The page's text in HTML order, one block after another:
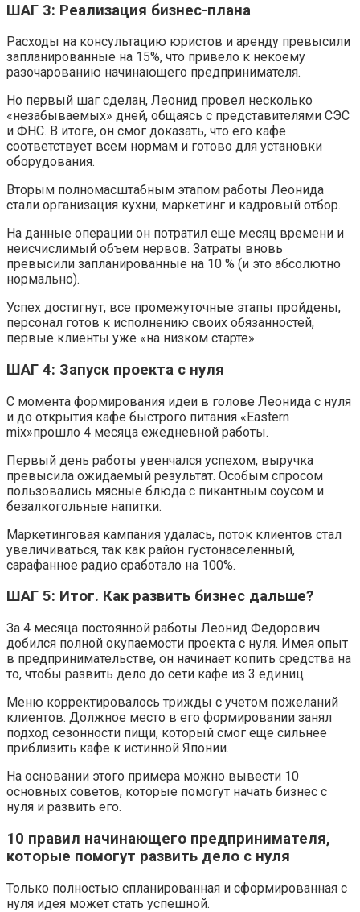
ШАГ 3: Реализация бизнес-плана
Расходы на консультацию юристов и аренду превысили
запланированные на 15%, что привело к некоему
разочарованию начинающего предпринимателя.
Но первый шаг сделан, Леонид провел несколько
«незабываемых» дней, общаясь с представителями СЭС
и ФНС. В итоге, он смог доказать, что его кафе
соответствует всем нормам и готово для установки
оборудования.
Вторым полномасштабным этапом работы Леонида
стали организация кухни, маркетинг и кадровый отбор.
На данные операции он потратил еще месяц времени и
неисчислимый объем нервов. Затраты вновь
превысили запланированные на 10 % (и это абсолютно
нормально).
Успех достигнут, все промежуточные этапы пройдены,
персонал готов к исполнению своих обязанностей,
первые клиенты уже «на низком старте».
ШАГ 4: Запуск проекта с нуля
С момента формирования идеи в голове Леонида с нуля
и до открытия кафе быстрого питания «Eastern
mix»прошло 4 месяца ежедневной работы.
Первый день работы увенчался успехом, выручка
превысила ожидаемый результат. Особым спросом
пользовались мясные блюда с пикантным соусом и
безалкогольные напитки.
Маркетинговая кампания удалась, поток клиентов стал
увеличиваться, так как район густонаселенный,
сарафанное радио сработало на 100%.
ШАГ 5: Итог. Как развить бизнес дальше?
За 4 месяца постоянной работы Леонид Федорович
добился полной окупаемости проекта с нуля. Имея опыт
в предпринимательстве, он начинает копить средства на
то, чтобы развить дело до сети кафе из 3 единиц.
Меню корректировалось трижды с учетом пожеланий
клиентов. Должное место в его формировании занял
подход сезонности пищи, который смог еще сильнее
приблизить кафе к истинной Японии.
На основании этого примера можно вывести 10
основных советов, которые помогут начать бизнес с
нуля и развить его.
10 правил начинающего предпринимателя,
которые помогут развить дело с нуля
Только полностью спланированная и сформированная с
нуля идея может стать успешной.